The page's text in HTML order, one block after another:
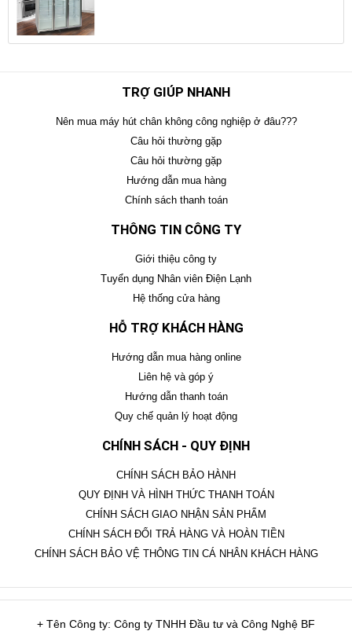
TRỢ GIÚP NHANH
Nên mua máy hút chân không công nghiệp ở đâu???
Câu hỏi thường gặp
Câu hỏi thường gặp
Hướng dẫn mua hàng
Chính sách thanh toán
THÔNG TIN CÔNG TY
Giới thiệu công ty
Tuyển dụng Nhân viên Điện Lạnh
Hệ thống cửa hàng
HỖ TRỢ KHÁCH HÀNG
Hướng dẫn mua hàng online
Liên hệ và góp ý
Hướng dẫn thanh toán
Quy chế quản lý hoạt động
CHÍNH SÁCH - QUY ĐỊNH
CHÍNH SÁCH BẢO HÀNH
QUY ĐỊNH VÀ HÌNH THỨC THANH TOÁN
CHÍNH SÁCH GIAO NHẬN SẢN PHẨM
CHÍNH SÁCH ĐỔI TRẢ HÀNG VÀ HOÀN TIỀN
CHÍNH SÁCH BẢO VỆ THÔNG TIN CÁ NHÂN KHÁCH HÀNG
+ Tên Công ty: Công ty TNHH Đầu tư và Công Nghệ BF